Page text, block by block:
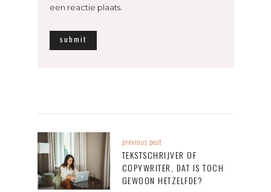
een reactie plaats.
previous post
TEKSTSCHRIJVER OF
COPYWRITER, DAT IS TOCH
GEWOON HETZELFDE?